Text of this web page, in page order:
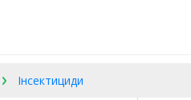
Інсектициди